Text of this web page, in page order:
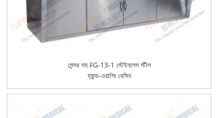
সেন্সর সহ FG-13-1 স্টেইনলেস স্টীল
হ্যান্ড-ওয়াশিং বেসিন